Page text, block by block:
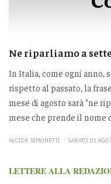
Ne riparliamo a
In Italia, come ogni anno,
rispetto al passato, la
mese di agosto sarà “ne
mese che prende il nome
ALCIDE SIMONETTI SABATO 01
LETTERE ALLA